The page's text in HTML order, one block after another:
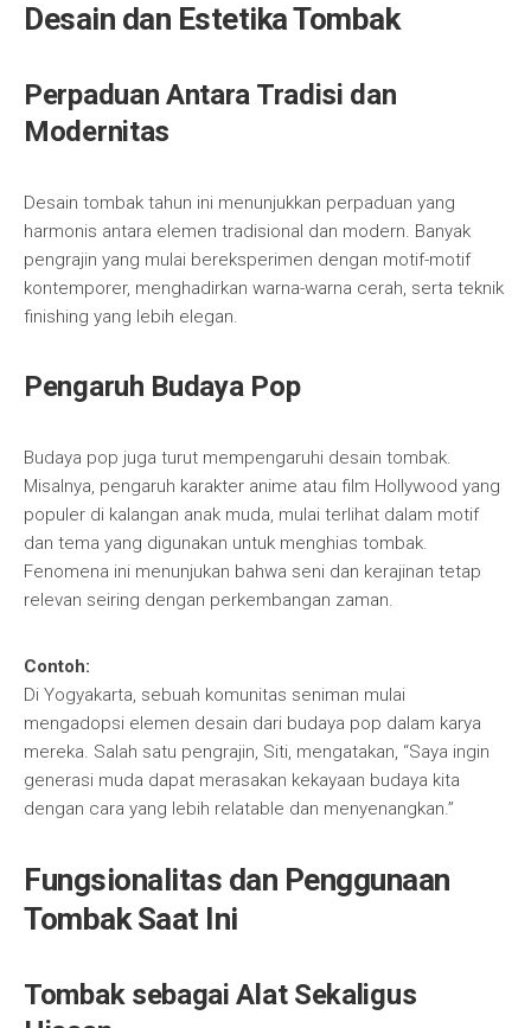
Desain dan Estetika Tombak
Perpaduan Antara Tradisi dan
Modernitas
Desain tombak tahun ini menunjukkan perpaduan yang
harmonis antara elemen tradisional dan modern. Banyak
pengrajin yang mulai bereksperimen dengan motif-motif
kontemporer, menghadirkan warna-warna cerah, serta teknik
finishing yang lebih elegan.
Pengaruh Budaya Pop
Budaya pop juga turut mempengaruhi desain tombak.
Misalnya, pengaruh karakter anime atau film Hollywood yang
populer di kalangan anak muda, mulai terlihat dalam motif
dan tema yang digunakan untuk menghias tombak.
Fenomena ini menunjukan bahwa seni dan kerajinan tetap
relevan seiring dengan perkembangan zaman.
Contoh:
Di Yogyakarta, sebuah komunitas seniman mulai
mengadopsi elemen desain dari budaya pop dalam karya
mereka. Salah satu pengrajin, Siti, mengatakan, “Saya ingin
generasi muda dapat merasakan kekayaan budaya kita
dengan cara yang lebih relatable dan menyenangkan.”
Fungsionalitas dan Penggunaan
Tombak Saat Ini
Tombak sebagai Alat Sekaligus